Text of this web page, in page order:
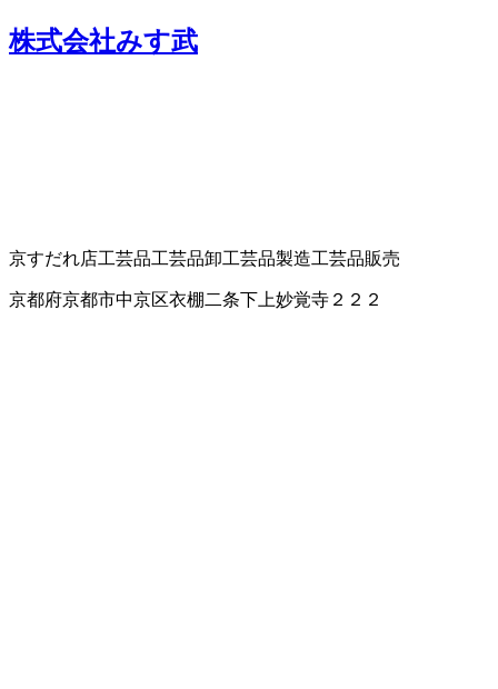
株式会社みす武
京すだれ店工芸品工芸品卸工芸品製造工芸品販売
京都府京都市中京区衣棚二条下上妙覚寺２２２